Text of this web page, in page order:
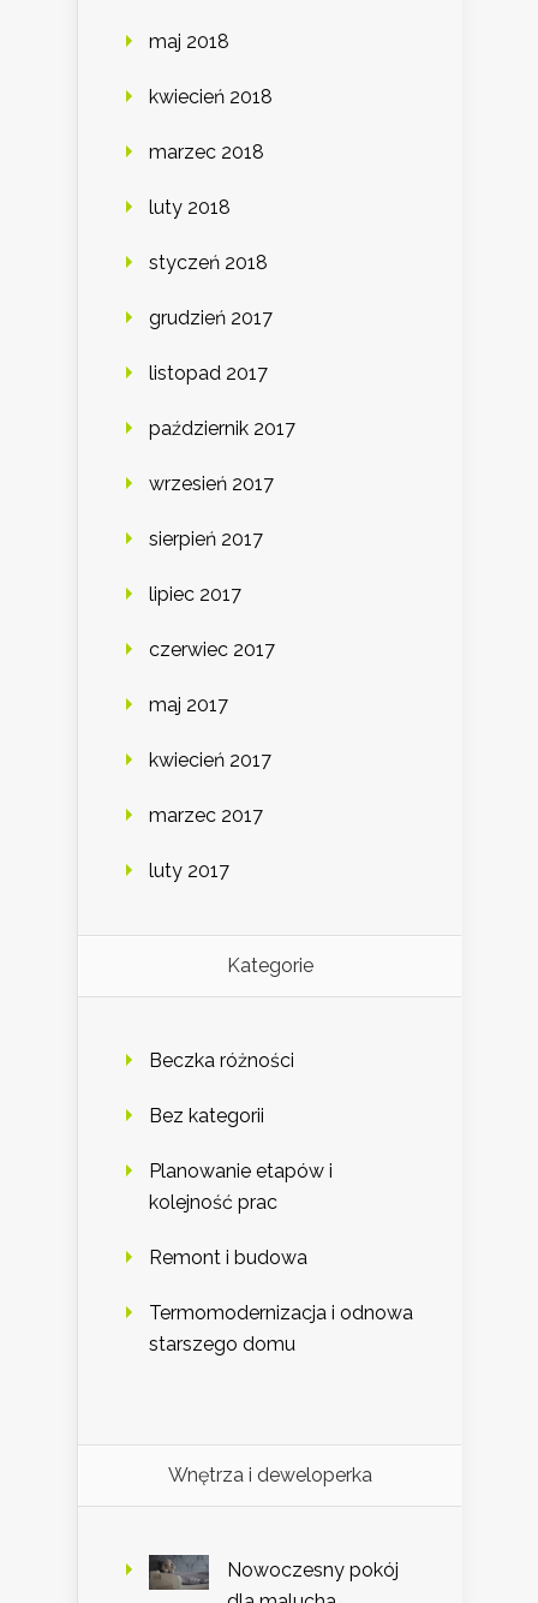
maj 2018
kwiecień 2018
marzec 2018
luty 2018
styczeń 2018
grudzień 2017
listopad 2017
październik 2017
wrzesień 2017
sierpień 2017
lipiec 2017
czerwiec 2017
maj 2017
kwiecień 2017
marzec 2017
luty 2017
Kategorie
Beczka różności
Bez kategorii
Planowanie etapów i
kolejność prac
Remont i budowa
Termomodernizacja i odnowa
starszego domu
Wnętrza i deweloperka
Nowoczesny pokój